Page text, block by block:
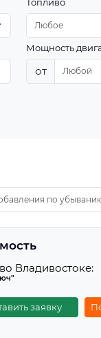
Мощность
от
Владивостоке:
заявку